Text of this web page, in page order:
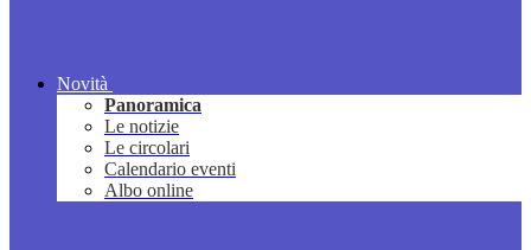
Novità
Panoramica
Le notizie
Le circolari
Calendario eventi
Albo online